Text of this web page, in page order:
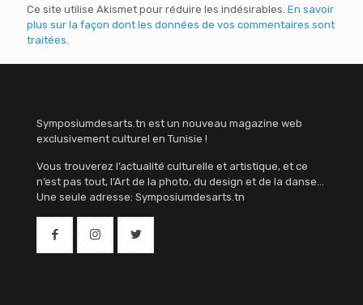
Ce site utilise Akismet pour réduire les indésirables. En savoir
plus sur la façon dont les données de vos commentaires sont
traitées
Symposiumdesarts.tn est un nouveau magazine web
exclusivement culturel en Tunisie !
Vous trouverez l’actualité culturelle et artistique, et ce
n’est pas tout, l’Art de la photo, du design et de la danse…
Une seule adresse: Symposiumdesarts.tn